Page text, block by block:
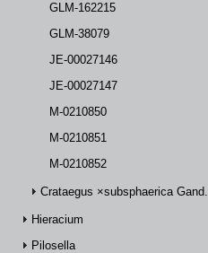
GLM-162215
GLM-38079
JE-00027146
JE-00027147
M-0210850
M-0210851
M-0210852
Crataegus ×subsphaerica Gand.
Hieracium
Pilosella